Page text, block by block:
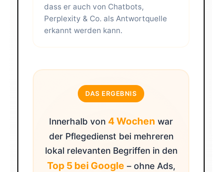
dass er auch von Chatbots,
Perplexity & Co. als Antwortquelle
erkannt werden kann.
DAS ERGEBNIS
Innerhalb von 4 Wochen war
der Pflegedienst bei mehreren
lokal relevanten Begriffen in den
Top 5 bei Google – ohne Ads,